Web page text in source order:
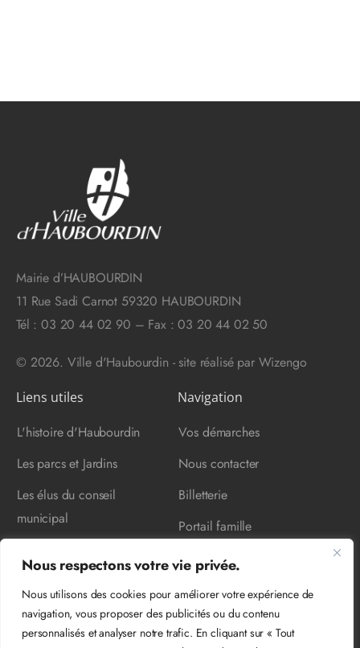
Nous respectons votre vie privée.
Nous utilisons des cookies pour améliorer votre expérience de
navigation, vous proposer des publicités ou du contenu
personnalisés et analyser notre trafic. En cliquant sur « Tout
Mairie d’HAUBOURDIN
11 Rue Sadi Carnot 59320 HAUBOURDIN
Tél : 03 20 44 02 90 – Fax : 03 20 44 02 50
© 2026. Ville d'Haubourdin - site réalisé par Wizengo
Liens utiles
L'histoire d'Haubourdin
Les parcs et Jardins
Les élus du conseil
municipal
Notre actualité
On recrute !
Navigation
Vos démarches
Nous contacter
Billetterie
Portail famille
Mentions légales
Protection des données
personnelles